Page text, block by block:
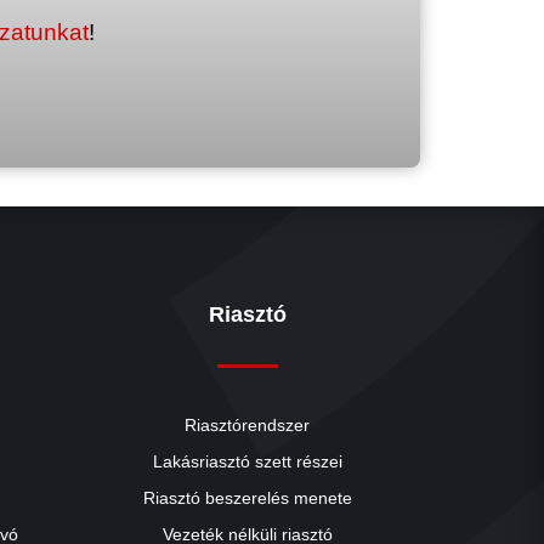
!
Riasztó
Riasztórendszer
Lakásriasztó szett részei
Riasztó beszerelés menete
Vezeték nélküli riasztó